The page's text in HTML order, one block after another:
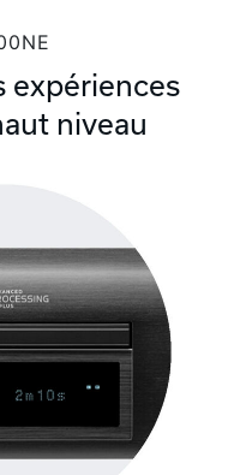
expériences
niveau